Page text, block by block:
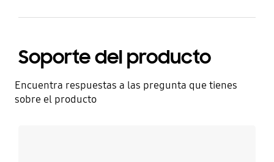
Soporte del producto
Encuentra respuestas a las pregunta que tienes
sobre el producto